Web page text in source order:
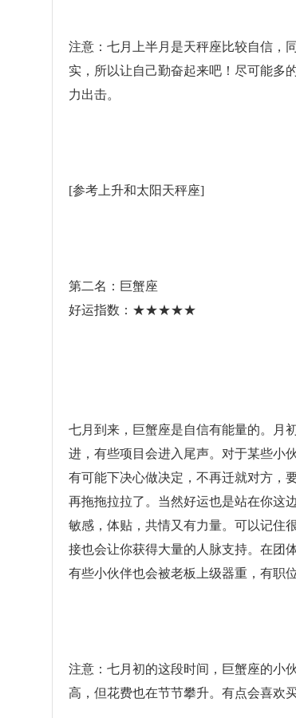
注意：七月上半月是天秤座比较自信，
实，所以让自己勤奋起来吧！尽可能多
力出击。
[参考上升和太阳天秤座]
第二名：巨蟹座
好运指数：★★★★★
七月到来，巨蟹座是自信有能量的。月
进，有些项目会进入尾声。对于某些小
有可能下决心做决定，不再迁就对方，
再拖拖拉拉了。当然好运也是站在你这
敏感，体贴，共情又有力量。可以记住
接也会让你获得大量的人脉支持。在团
有些小伙伴也会被老板上级器重，有职
注意：七月初的这段时间，巨蟹座的小
高，但花费也在节节攀升。有点会喜欢